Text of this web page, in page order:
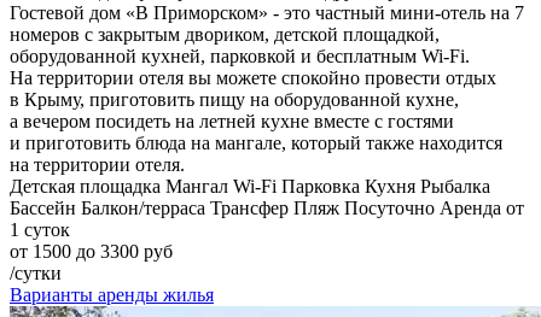
Гостевой дом «В Приморском» - это частный мини-отель на 7
номеров с закрытым двориком, детской площадкой,
оборудованной кухней, парковкой и бесплатным Wi-Fi.
На территории отеля вы можете спокойно провести отдых
в Крыму, приготовить пищу на оборудованной кухне,
а вечером посидеть на летней кухне вместе с гостями
и приготовить блюда на мангале, который также находится
на территории отеля.
Детская площадка Мангал Wi-Fi Парковка Кухня Рыбалка
Бассейн Балкон/терраса Трансфер Пляж Посуточно Аренда от
1 суток
от 1500 до 3300 руб
/сутки
Варианты аренды жилья